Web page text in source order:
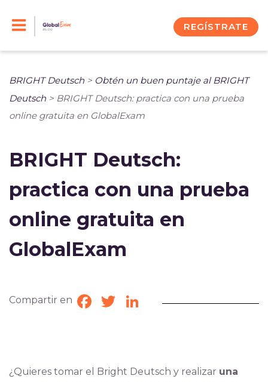
REGÍSTRATE
BRIGHT Deutsch > Obtén un buen puntaje al BRIGHT
Deutsch > BRIGHT Deutsch: practica con una prueba
online gratuita en GlobalExam
BRIGHT Deutsch:
practica con una prueba
online gratuita en
GlobalExam
Compartir en Facebook
TwitterLinkedIn
¿Quieres tomar el Bright Deutsch y realizar una